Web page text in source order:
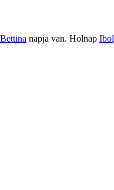
Bettina napja van. Holnap